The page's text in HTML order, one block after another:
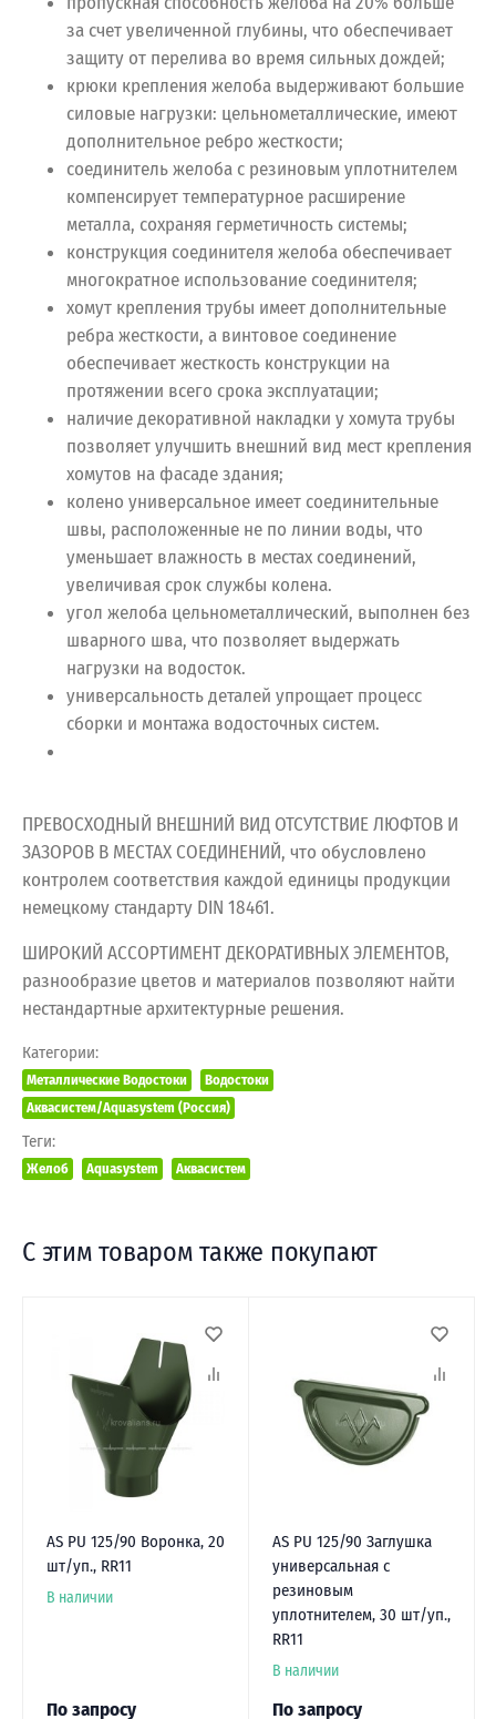
за счет увеличенной глубины, что обеспечивает
защиту от перелива во время сильных дождей;
крюки крепления желоба выдерживают большие
силовые нагрузки: цельнометаллические, имеют
дополнительное ребро жесткости;
соединитель желоба с резиновым уплотнителем
компенсирует температурное расширение
металла, сохраняя герметичность системы;
конструкция соединителя желоба обеспечивает
многократное использование соединителя;
хомут крепления трубы имеет дополнительные
ребра жесткости, а винтовое соединение
обеспечивает жесткость конструкции на
протяжении всего срока эксплуатации;
наличие декоративной накладки у хомута трубы
позволяет улучшить внешний вид мест крепления
хомутов на фасаде здания;
колено универсальное имеет соединительные
швы, расположенные не по линии воды, что
уменьшает влажность в местах соединений,
увеличивая срок службы колена.
угол желоба цельнометаллический, выполнен без
шварного шва, что позволяет выдержать
нагрузки на водосток.
универсальность деталей упрощает процесс
сборки и монтажа водосточных систем.
ПРЕВОСХОДНЫЙ ВНЕШНИЙ ВИД ОТСУТСТВИЕ ЛЮФТОВ И
ЗАЗОРОВ В МЕСТАХ СОЕДИНЕНИЙ, что обусловлено
контролем соответствия каждой единицы продукции
немецкому стандарту DIN 18461.
ШИРОКИЙ АССОРТИМЕНТ ДЕКОРАТИВНЫХ ЭЛЕМЕНТОВ,
разнообразие цветов и материалов позволяют найти
нестандартные архитектурные решения.
Категории:
Металлические Водостоки
Водостоки
Аквасистем/Aquasystem (Россия)
Теги:
Желоб Aquasystem Аквасистем
С этим товаром также покупают
AS PU 125/90 Воронка, 20
шт/уп., RR11
В наличии
По запросу
AS PU 125/90 Заглушка
универсальная с
резиновым
уплотнителем, 30 шт/уп.,
RR11
В наличии
По запросу